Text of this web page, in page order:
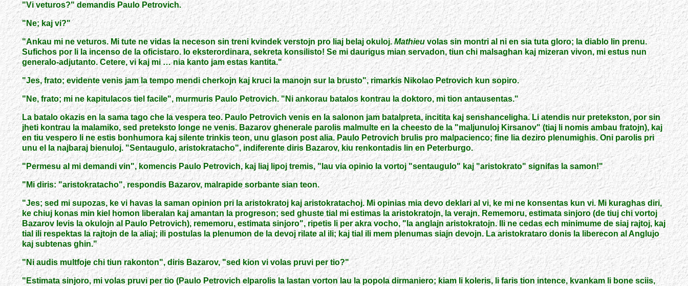
"Vi veturos?"demandis Paulo Petrovich.
"Ne; kaj vi?"
"Ankau mi ne veturos. Mi tute ne vidas la neceson sin treni kvindek verstojn pro liaj belaj okuloj.Mathieuvolas sin montri al ni en sia tuta gloro; la diablo lin prenu.
Sufichos por li la incenso de la oficistaro. Io eksterordinara, sekreta konsilisto! Se mi daurigus mian servadon, tiun chi malsaghan kaj mizeran vivon, mi estus nun
generalo-adjutanto. Cetere, vi kaj mi … nia kanto jam estas kantita."
"Jes, frato; evidente venis jam la tempo mendi cherkojn kaj kruci la manojn sur la brusto", rimarkis Nikolao Petrovich kun sopiro.
"Ne, frato; mi ne kapitulacos tiel facile", murmuris Paulo Petrovich."Ni ankorau batalos kontrau la doktoro, mi tion antausentas."
La batalo okazis en la sama tago che la vespera teo. Paulo Petrovich venis en la salonon jam batalpreta, incitita kaj senshanceligha. Li atendis nur pretekston, por sin
jheti kontrau la malamiko, sed preteksto longe ne venis. Bazarov ghenerale parolis malmulte en la cheesto de la"maljunuloj Kirsanov"(tiaj li nomis ambau fratojn), kaj
en tiu vespero li ne estis bonhumora kaj silente trinkis teon, unu glason post alia. Paulo Petrovich brulis pro malpacienco; fine lia deziro plenumighis. Oni parolis pri
unu el la najbaraj bienuloj. "Sentaugulo, aristokratacho", indiferente diris Bazarov, kiu renkontadis lin en Peterburgo.
"Permesu al mi demandi vin", komencis Paulo Petrovich, kaj liaj lipoj tremis," lau via opinio la vortoj"sentaugulo"kaj "aristokrato" signifas la samon!"
"Mi diris:"aristokratacho", respondis Bazarov, malrapide sorbante sian teon.
"Jes; sed mi supozas, ke vi havas la saman opinion pri la aristokratoj kaj aristokratachoj. Mi opinias mia devo deklari al vi, ke mi ne konsentas kun vi. Mi kuraghas diri,
ke chiuj konas min kiel homon liberalan kaj amantan la progreson; sed ghuste tial mi estimas la aristokratojn, la verajn. Rememoru, estimata sinjoro (de tiuj chi vortoj
Bazarov levis la okulojn al Paulo Petrovich), rememoru, estimata sinjoro", ripetis li per akra vocho,"la anglajn aristokratojn. Ili ne cedas ech minimume de siaj rajtoj, kaj
tial ili respektas la rajtojn de la aliaj; ili postulas la plenumon de la devoj rilate al ili; kaj tial ili mem plenumas siajn devojn. La aristokrataro donis la liberecon al Anglujo
kaj subtenas ghin."
"Ni audis multfoje chi tiun rakonton", diris Bazarov,"sed kion vi volas pruvi per tio?"
"Estimata sinjoro, mi volas pruvi per tio (Paulo Petrovich elparolis la lastan vorton lau la popola dirmaniero; kiam li koleris, li faris tion intence, kvankam li bone sciis,